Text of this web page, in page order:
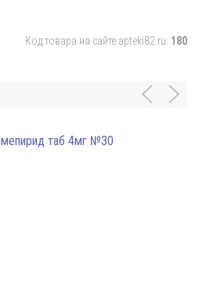
Код товара на сайте apteki82.ru: 180